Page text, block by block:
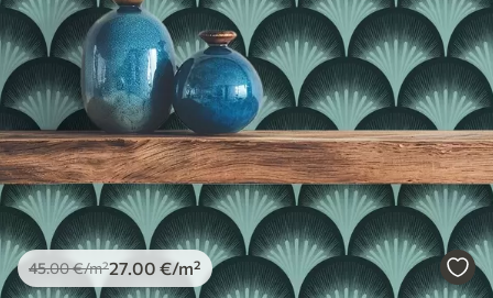
45.00€/m²27 .00 €/m²